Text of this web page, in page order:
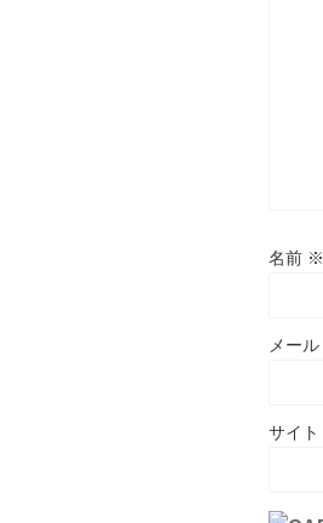
名前 ※
メール
サイト